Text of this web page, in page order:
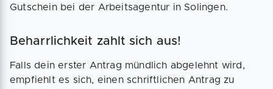
Gutschein bei der Arbeitsagentur in Solingen.
Beharrlichkeit zahlt sich aus!
Falls dein erster Antrag mündlich abgelehnt wird,
empfiehlt es sich, einen schriftlichen Antrag zu